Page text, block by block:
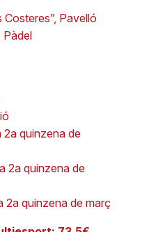
Costeres”, Pavelló
Pàdel
2a quinzena de
2a quinzena de
2a quinzena de març